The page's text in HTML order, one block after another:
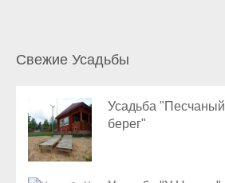
Свежие Усадьбы
Усадьба "Песчаный
берег"